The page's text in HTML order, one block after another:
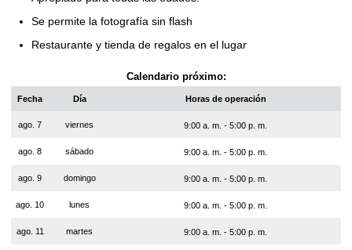
Se permite la fotografía sin flash
Restaurante y tienda de regalos en el lugar
Calendario próximo:
Fecha Día Horas de operación
ago. 7 viernes 9:00 a. m. - 5:00 p. m.
ago. 8 sábado 9:00 a. m. - 5:00 p. m.
ago. 9 domingo 9:00 a. m. - 5:00 p. m.
ago. 10 lunes 9:00 a. m. - 5:00 p. m.
ago. 11 martes 9:00 a. m. - 5:00 p. m.